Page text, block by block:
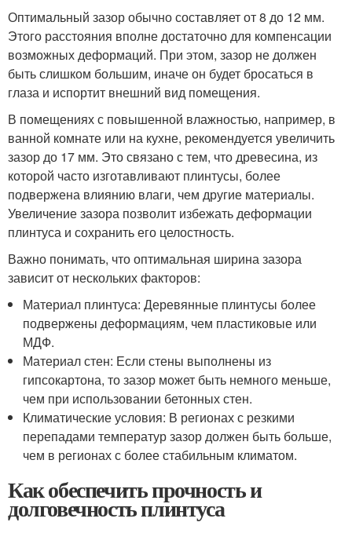
Оптимальный зазор обычно составляет от 8 до 12 мм.
Этого расстояния вполне достаточно для компенсации
возможных деформаций. При этом, зазор не должен
быть слишком большим, иначе он будет бросаться в
глаза и испортит внешний вид помещения.
В помещениях с повышенной влажностью, например, в
ванной комнате или на кухне, рекомендуется увеличить
зазор до 17 мм. Это связано с тем, что древесина, из
которой часто изготавливают плинтусы, более
подвержена влиянию влаги, чем другие материалы.
Увеличение зазора позволит избежать деформации
плинтуса и сохранить его целостность.
Важно понимать, что оптимальная ширина зазора
зависит от нескольких факторов:
Материал плинтуса: Деревянные плинтусы более
подвержены деформациям, чем пластиковые или
МДФ.
Материал стен: Если стены выполнены из
гипсокартона, то зазор может быть немного меньше,
чем при использовании бетонных стен.
Климатические условия: В регионах с резкими
перепадами температур зазор должен быть больше,
чем в регионах с более стабильным климатом.
Как обеспечить прочность и
долговечность плинтуса